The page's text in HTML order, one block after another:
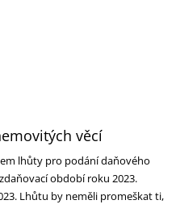
věcí
lhůty pro podání daňového
období roku 2023.
Lhůtu by neměli promeškat ti,